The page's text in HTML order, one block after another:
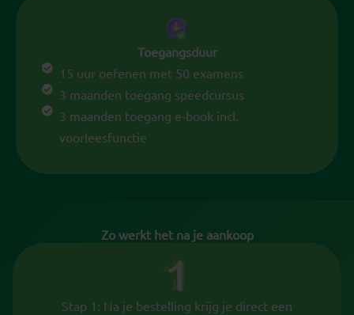
Toegangsduur
15 uur oefenen met 50 examens
3 maanden toegang speedcursus
3 maanden toegang e-book incl.
voorleesfunctie
Zo werkt het na je aankoop
Stap 1: Na je bestelling krijg je direct een